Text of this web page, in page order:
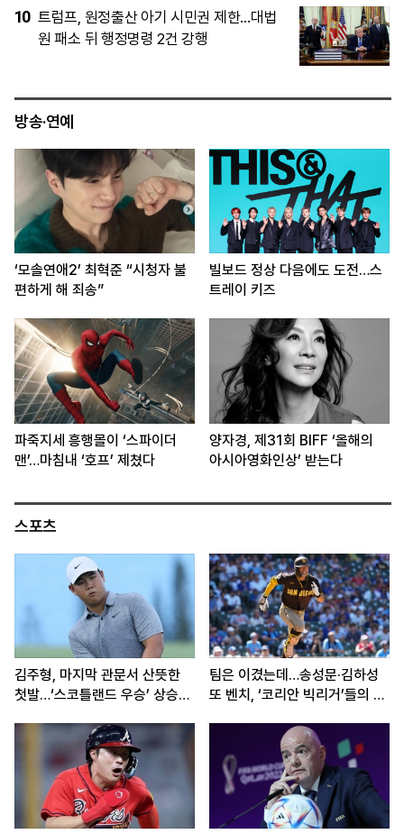
5
LG AI 파운데이션 모델 ‘엑사원’, 美·中 제
치고 세계 최고 성능 입증
방송·연예
‘모솔연애2’ 최혁준 “시청자 불
편하게 해 죄송”
빌보드 정상 다음에도 도전…스
트레이 키즈
파죽지세 흥행몰이 ‘스파이더
맨’…마침내 ‘호프’ 제쳤다
양자경, 제31회 BIFF ‘올해의
아시아영화인상’ 받는다
스포츠
김주형, 마지막 관문서 산뜻한
첫발…‘스코틀랜드 우승’ 상승세
팀은 이겼는데…송성문·김하성
또 벤치, ‘코리안 빅리거’들의 고